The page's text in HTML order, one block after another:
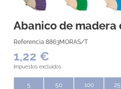
Abanico de madera
Referencia 8863MORAS/T
1,22 €
Impuestos excluidos
5 50 100